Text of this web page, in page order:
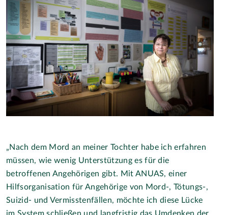
„Nach dem Mord an meiner Tochter habe ich erfahren
müssen, wie wenig Unterstützung es für die
betroffenen Angehörigen gibt. Mit ANUAS, einer
Hilfsorganisation für Angehörige von Mord-, Tötungs-,
Suizid- und Vermisstenfällen, möchte ich diese Lücke